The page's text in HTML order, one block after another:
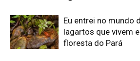
Amazônia